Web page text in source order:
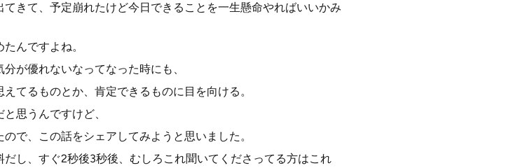
きて、予定崩れたけど今日できることを一生懸命やればいいかみ
んですよね。
が優れないなってなった時にも、
てるものとか、肯定できるものに目を向ける。
思うんですけど、
で、この話をシェアしてみようと思いました。
し、すぐ2秒後3秒後、むしろこれ聞いてくださってる方はこれ